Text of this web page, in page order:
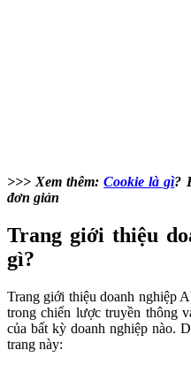
>>> Xem thêm:Cookie là gì?
đơn giản
Trang giới thiệu
gì?
Trang giới thiệu doanh nghiệp
trong chiến lược truyền thông
của bất kỳ doanh nghiệp nào.
trang này: